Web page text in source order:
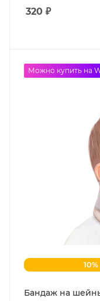
320 ₽
Можно купить на
Бандаж на